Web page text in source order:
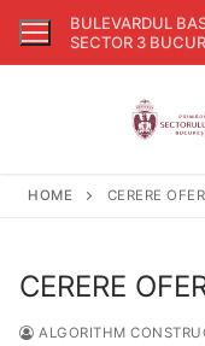
Skip
BULEVARDUL
SECTOR 3
HOME CERERE
CERERE
ALGORITHM